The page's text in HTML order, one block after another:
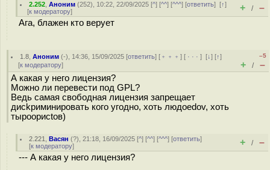
2.252 ,Аноним (252), 10:22, 22/09/2025 [^] [^^] [^^^] [ответить][↑]
[к модератору] + / –
Ага, блажен кто верует
1.8 ,Аноним (-), 14:36, 15/09/2025 [ответить] [ ﹢﹢﹢] [ · · ·][↓] [↑]
[к модератору]
–5
+ / –
А какая у него лицензия?
Можно ли перевести под GPL?
Ведь самая свободная лицензия запрещает
диckpиминировать кого угодно, хоть людoedov, хоть
тыpoopисtoв)
2.221 ,Васян (?), 21:18, 16/09/2025 [^] [^^] [^^^] [ответить]
[к модератору] + / –
--- А какая у него лицензия?